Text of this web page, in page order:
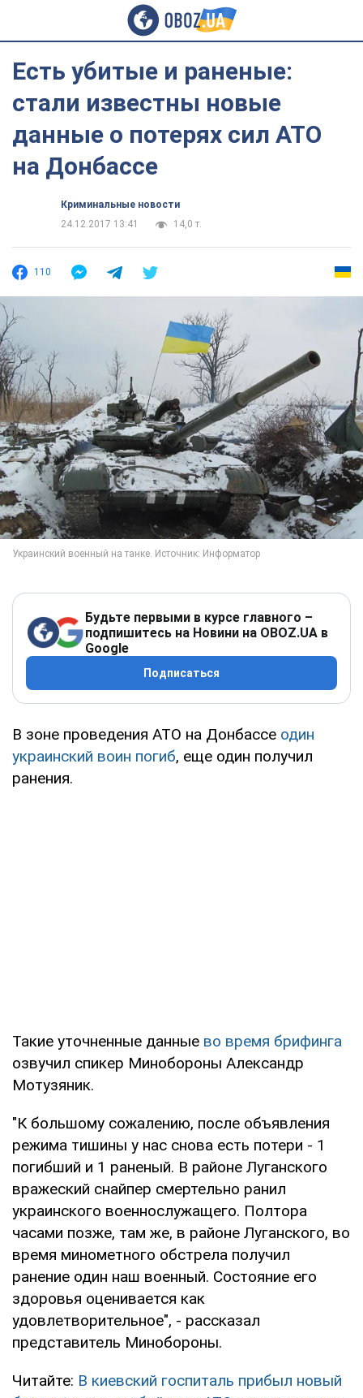
Есть убитые и раненые:
стали известны новые
данные о потерях сил АТО
на Донбассе
Криминальные новости
24.12.2017 13:41
14,0 т.
110
Будьте первыми в курсе главного –
подпишитесь на Новини на OBOZ.UA в
Google
Подписаться
В зоне проведения АТО на Донбассе один
украинский воин погиб, еще один получил
ранения.
Такие уточненные данные во время брифинга
озвучил спикер Минобороны Александр
Мотузяник.
"К большому сожалению, после объявления
режима тишины у нас снова есть потери - 1
погибший и 1 раненый. В районе Луганского
вражеский снайпер смертельно ранил
украинского военнослужащего. Полтора
часами позже, там же, в районе Луганского, во
время минометного обстрела получил
ранение один наш военный. Состояние его
здоровья оценивается как
удовлетворительное", - рассказал
представитель Минобороны.
Читайте: В киевский госпиталь прибыл новый